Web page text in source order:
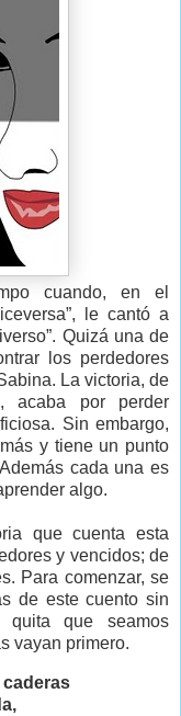
cuando, en el
le cantó a
Quizá una de
los perdedores
La victoria, de
acaba por perder
Sin embargo,
y tiene un punto
cada una es
algo.
que cuenta esta
y vencidos; de
Para comenzar, se
de este cuento sin
que seamos
vayan primero.
caderas